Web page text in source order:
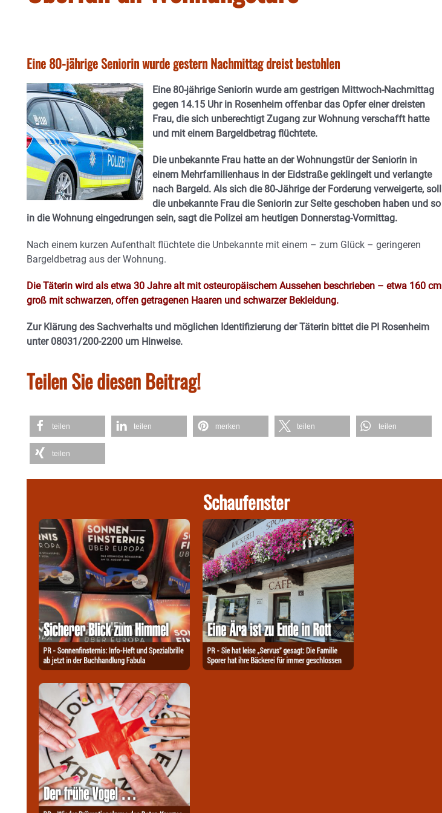
Eine 80-jährige Seniorin wurde gestern Nachmittag dreist bestohlen
Eine 80-jährige Seniorin wurde am gestrigen Mittwoch-Nachmittag
gegen 14.15 Uhr in Rosenheim offenbar das Opfer einer dreisten
Frau, die sich unberechtigt Zugang zur Wohnung verschafft hatte
und mit einem Bargeldbetrag flüchtete.
Die unbekannte Frau hatte an der Wohnungstür der Seniorin in
einem Mehrfamilienhaus in der Eidstraße geklingelt und verlangte
nach Bargeld. Als sich die 80-Jährige der Forderung verweigerte, soll
die unbekannte Frau die Seniorin zur Seite geschoben haben und so
in die Wohnung eingedrungen sein, sagt die Polizei am heutigen Donnerstag-Vormittag.
Nach einem kurzen Aufenthalt flüchtete die Unbekannte mit einem – zum Glück – geringeren
Bargeldbetrag aus der Wohnung.
Die Täterin wird als etwa 30 Jahre alt mit osteuropäischem Aussehen beschrieben – etwa 160 cm
groß mit schwarzen, offen getragenen Haaren und schwarzer Bekleidung.
Zur Klärung des Sachverhalts und möglichen Identifizierung der Täterin bittet die PI Rosenheim
unter 08031/200-2200 um Hinweise.
Teilen Sie diesen Beitrag!
teilen teilen merken teilen teilen
teilen
Schaufenster